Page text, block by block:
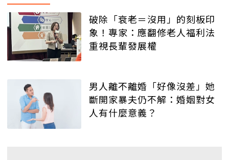
破除「衰老＝沒用」的刻板印
象！專家：應翻修老人福利法
重視長輩發展權
男人離不離婚「好像沒差」她
斷開家暴夫仍不解：婚姻對女
人有什麼意義？